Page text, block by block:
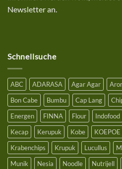
mit
einem
Newsletter an.
Schnellsuche
ABC ADARASA Agar Agar
Bon Cabe
Bumbu Cap Lang
Energen
FINNA Flour Indofood
Kecap
Kerupuk Kobe
Krabenchips
Krupuk Lucullus
Munik
Nesia Noodle Nutrijell